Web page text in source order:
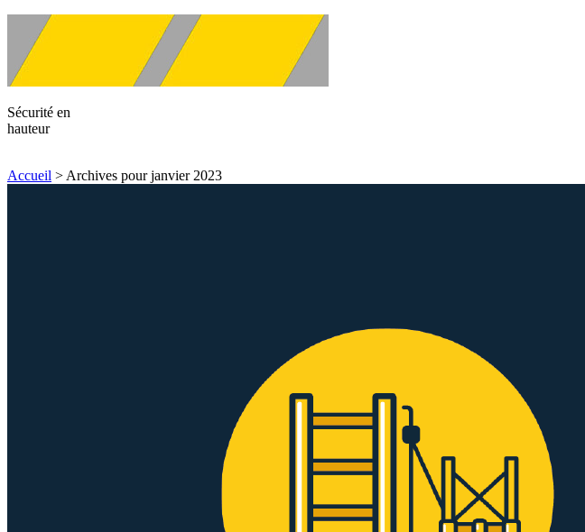
Sécurité en
hauteur
Accueil > Archives pour janvier 2023